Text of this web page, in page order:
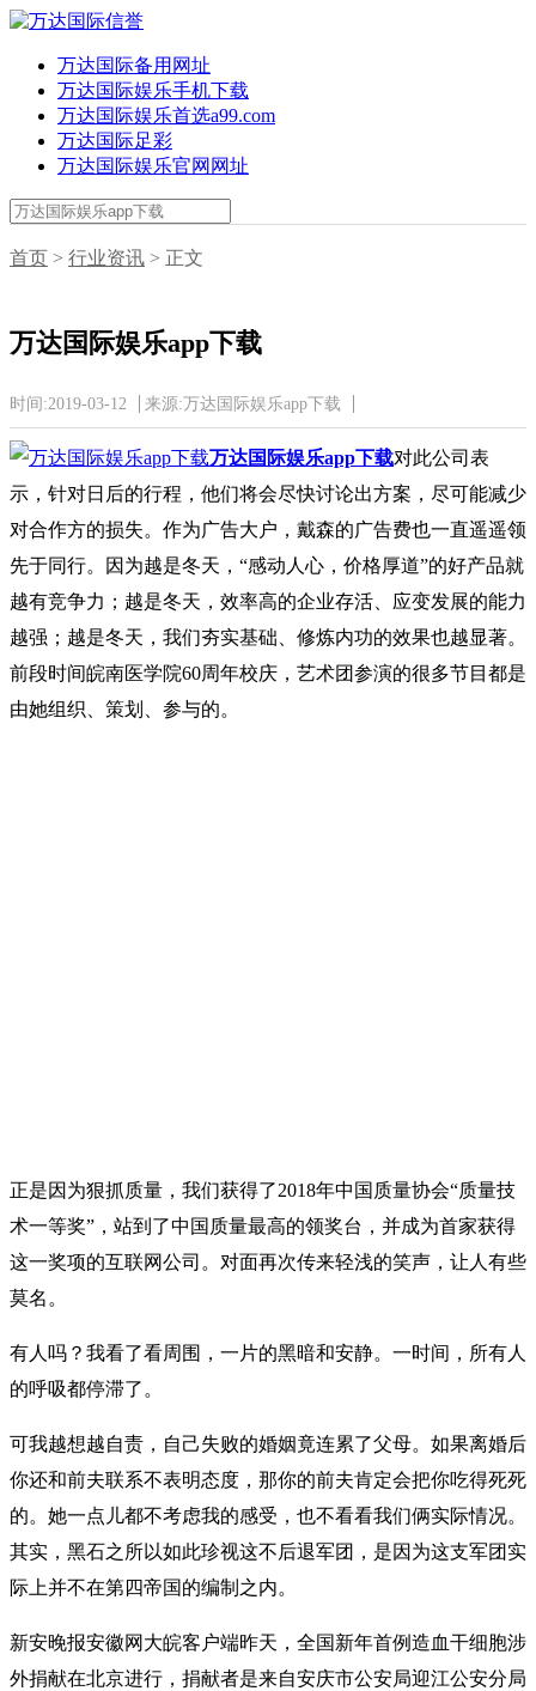
万达国际备用网址
万达国际娱乐手机下载
万达国际娱乐首选a99.com
万达国际足彩
万达国际娱乐官网网址
首页 > 行业资讯 > 正文
万达国际娱乐app下载
时间:2019-03-12 来源:万达国际娱乐app下载
万达国际娱乐app下载对此公司表
示，针对日后的行程，他们将会尽快讨论出方案，尽可能减少
对合作方的损失。作为广告大户，戴森的广告费也一直遥遥领
先于同行。因为越是冬天，“感动人心，价格厚道”的好产品就
越有竞争力；越是冬天，效率高的企业存活、应变发展的能力
越强；越是冬天，我们夯实基础、修炼内功的效果也越显著。
前段时间皖南医学院60周年校庆，艺术团参演的很多节目都是
由她组织、策划、参与的。
正是因为狠抓质量，我们获得了2018年中国质量协会“质量技
术一等奖”，站到了中国质量最高的领奖台，并成为首家获得
这一奖项的互联网公司。对面再次传来轻浅的笑声，让人有些
莫名。
有人吗？我看了看周围，一片的黑暗和安静。一时间，所有人
的呼吸都停滞了。
可我越想越自责，自己失败的婚姻竟连累了父母。如果离婚后
你还和前夫联系不表明态度，那你的前夫肯定会把你吃得死死
的。她一点儿都不考虑我的感受，也不看看我们俩实际情况。
其实，黑石之所以如此珍视这不后退军团，是因为这支军团实
际上并不在第四帝国的编制之内。
新安晚报安徽网大皖客户端昨天，全国新年首例造血干细胞涉
外捐献在北京进行，捐献者是来自安庆市公安局迎江公安分局